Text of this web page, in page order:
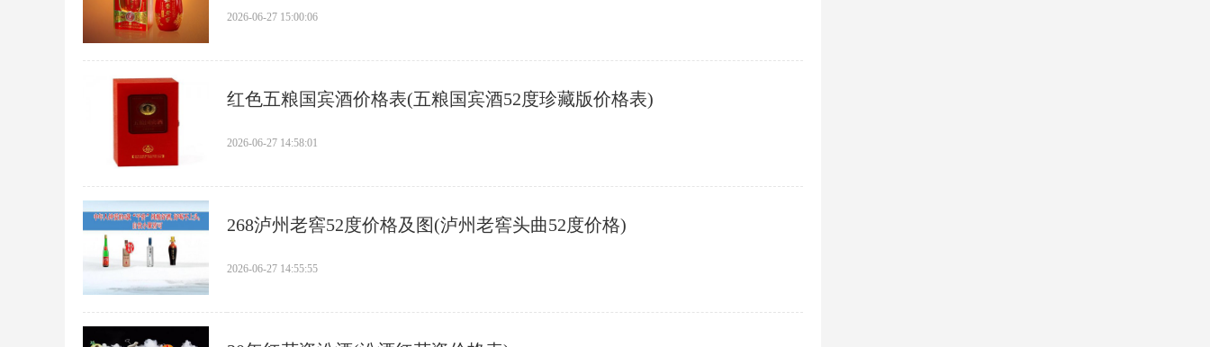
2026-06-27 15:00:06
​红色五粮国宾酒价格表(五粮国宾酒52度珍藏版价格表)
2026-06-27 14:58:01
​268泸州老窖52度价格及图(泸州老窖头曲52度价格)
2026-06-27 14:55:55